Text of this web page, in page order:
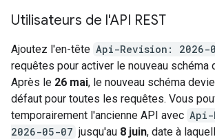
Utilisateurs de l'API REST
Ajoutez l'en-tête Api-Revision: 2026-
requêtes pour activer le nouveau schéma
Après le 26 mai, le nouveau schéma
défaut pour toutes les requêtes. Vous
temporairement l'ancienne API avec Api-
2026-05-07 jusqu'au 8 juin, date à